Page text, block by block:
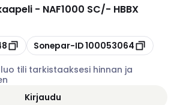
- NAF1000 SC/- HBBX
Kopioi
Sonepar-ID100053064
tili tarkistaaksesi hinnan ja
Kirjaudu